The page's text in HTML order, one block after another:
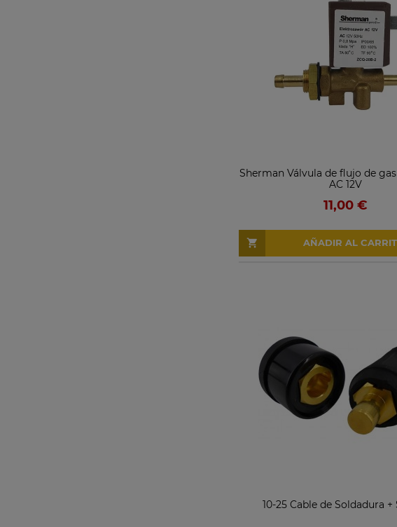
Sherman Válvula de flujo de
AC 12V
11,00 €
AÑADIR AL
10-25 Cable de Soldadura +